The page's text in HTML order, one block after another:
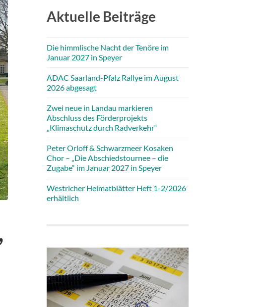
Aktuelle Beiträge
Die himmlische Nacht der Tenöre im
Januar 2027 in Speyer
ADAC Saarland-Pfalz Rallye im August
2026 abgesagt
Zwei neue in Landau markieren
Abschluss des Förderprojekts
„Klimaschutz durch Radverkehr“
Peter Orloff & Schwarzmeer Kosaken
Chor – „Die Abschiedstournee – die
Zugabe“ im Januar 2027 in Speyer
Westricher Heimatblätter Heft 1-2/2026
erhältlich